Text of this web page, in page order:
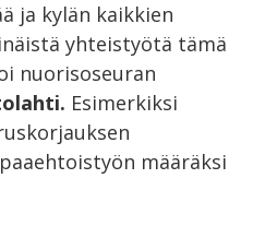
ja kylän kaikkien
yhteistyötä tämä
nuorisoseuran
Esimerkiksi
määräksi